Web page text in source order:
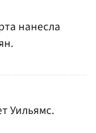
нанесла
Уильямс.